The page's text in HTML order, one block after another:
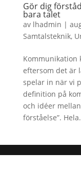
Gör dig
bara talet
av lhadmin |
Samtalsteknik,
Kommunikation
eftersom det är
spelar in när vi
definition på
och idéer
förståelse”.